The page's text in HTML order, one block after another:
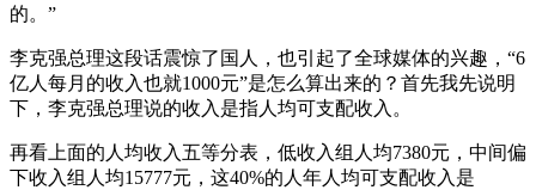
的。”
李克强总理这段话震惊了国人，也引起了全球媒体的兴趣，“6
亿人每月的收入也就1000元”是怎么算出来的？首先我先说明
下，李克强总理说的收入是指人均可支配收入。
再看上面的人均收入五等分表，低收入组人均7380元，中间偏
下收入组人均15777元，这40%的人年人均可支配收入是